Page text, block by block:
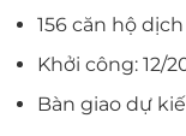
156 căn hộ
Khởi công: 12/
Bàn giao dự